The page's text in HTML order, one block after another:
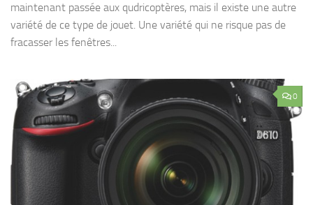
maintenant passée aux qudricoptères, mais il existe une autre
variété de ce type de jouet. Une variété qui ne risque pas de
fracasser les fenêtres...
0